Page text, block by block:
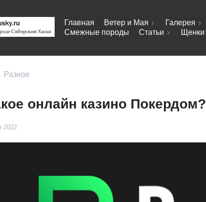
Главная Ветер и Мая Галерея
Смежные породы
Статьи Щенки
Разное
онлайн казино Покердом?
2022